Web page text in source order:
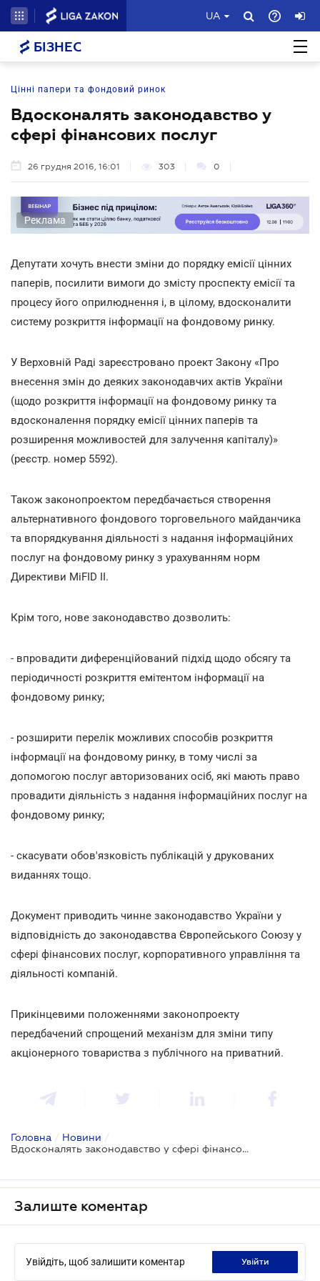
UA
БІЗНЕС
Цінні папери та фондовий ринок
Вдосконалять законодавство у
сфері фінансових послуг
26 грудня 2016, 16:01 303 0
Реклама
Депутати хочуть внести зміни до порядку емісії цінних
паперів, посилити вимоги до змісту проспекту емісії та
процесу його оприлюднення і, в цілому, вдосконалити
систему розкриття інформації на фондовому ринку.
У Верховній Раді зареєстровано проект Закону «Про
внесення змін до деяких законодавчих актів України
(щодо розкриття інформації на фондовому ринку та
вдосконалення порядку емісії цінних паперів та
розширення можливостей для залучення капіталу)»
(реєстр. номер 5592).
Також законопроектом передбачається створення
альтернативного фондового торговельного майданчика
та впорядкування діяльності з надання інформаційних
послуг на фондовому ринку з урахуванням норм
Директиви MiFID II.
Крім того, нове законодавство дозволить:
- впровадити диференційований підхід щодо обсягу та
періодичності розкриття емітентом інформації на
фондовому ринку;
- розширити перелік можливих способів розкриття
інформації на фондовому ринку, в тому числі за
допомогою послуг авторизованих осіб, які мають право
провадити діяльність з надання інформаційних послуг на
фондовому ринку;
- скасувати обов'язковість публікацій у друкованих
виданнях тощо.
Документ приводить чинне законодавство України у
відповідність до законодавства Європейського Союзу у
сфері фінансових послуг, корпоративного управління та
діяльності компаній.
Прикінцевими положеннями законопроекту
передбачений спрощений механізм для зміни типу
акціонерного товариства з публічного на приватний.
Головна / Новини /
Вдосконалять законодавство у сфері фінансових послуг
Залиште коментар
Увійдіть, щоб залишити коментар увійти